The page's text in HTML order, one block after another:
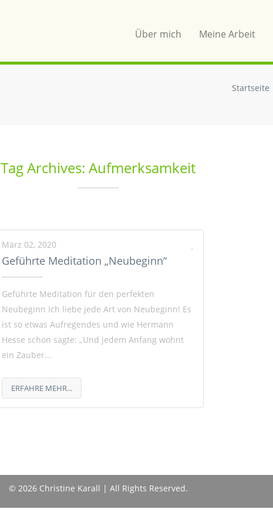
Über mich Meine Arbeit
Startseite
Tag Archives: Aufmerksamkeit
März 02, 2020
Geführte Meditation „Neubeginn“
Geführte Meditation für den perfekten
Neubeginn Ich liebe jede Art von Neubeginn! Es
ist so etwas Aufregendes und wie Hermann
Hesse schon sagte: „Und jedem Anfang wohnt
ein Zauber...
ERFAHRE MEHR...
© 2026 Christine Karall | All Rights Reserved.